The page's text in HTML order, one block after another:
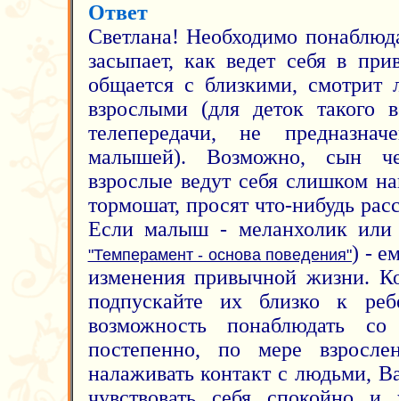
Ответ
Светлана! Необходимо
засыпает, как ведет себя в
общается с близкими, смотрит
взрослыми (для деток такого
телепередачи, не
малышей). Возможно, сын
взрослые ведут себя слишком
тормошат, просят что-нибудь
Если малыш - меланхолик или
"Темперамент - основа поведения") -
изменения привычной жизни.
подпускайте их близко к
возможность понаблюдать
постепенно, по мере
налаживать контакт с людьми,